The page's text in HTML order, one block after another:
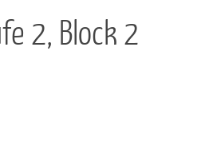
2, Block 2